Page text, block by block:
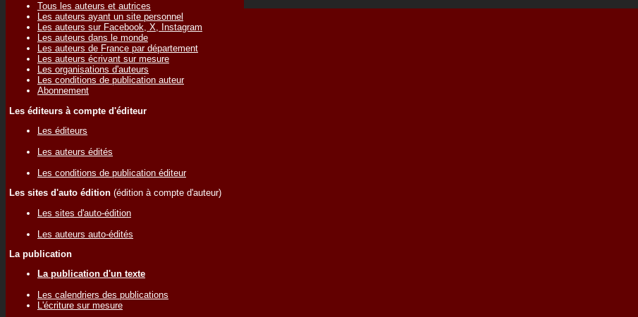
Tous les auteurs et autrices
Les auteurs ayant un site personnel
Les auteurs sur Facebook, X, Instagram
Les auteurs dans le monde
Les auteurs de France par département
Les auteurs écrivant sur mesure
Les organisations d'auteurs
Les conditions de publication auteur
Abonnement
Les éditeurs à compte d'éditeur
Les éditeurs
Les auteurs édités
Les conditions de publication éditeur
Les sites d'auto édition (édition à compte d'auteur)
Les sites d'auto-édition
Les auteurs auto-édités
La publication
La publication d'un texte
Les calendriers des publications
L'écriture sur mesure